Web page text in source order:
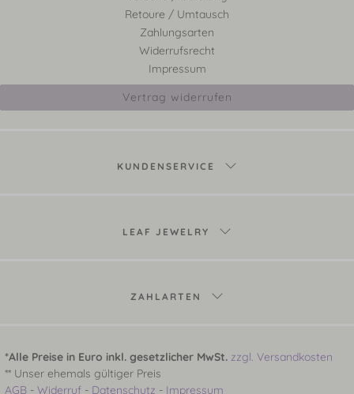
Retoure / Umtausch
Zahlungsarten
Widerrufsrecht
Impressum
Vertrag widerrufen
KUNDENSERVICE
LEAF JEWELRY
ZAHLARTEN
*Alle Preise in Euro inkl. gesetzlicher MwSt. zzgl. Versandkosten
** Unser ehemals gültiger Preis
AGB - Widerruf - Datenschutz - Impressum